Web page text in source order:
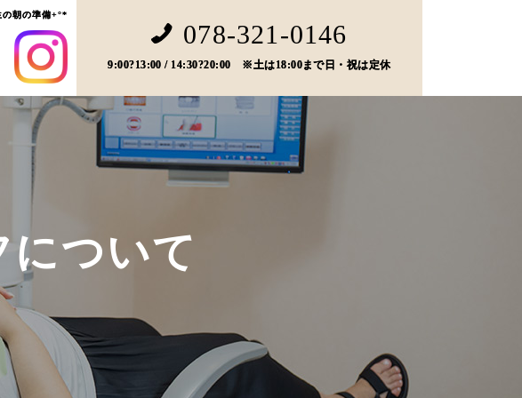
朝の準備+°*
078-321-0146
9:00?13:00 / 14:30?20:00 ※土は18:00まで日・祝は定休
ついて